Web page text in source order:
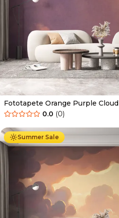
Fototapete Orange Purple Cloud
0.0 (0)
Summer Sale
Ab 34.90 € 19.90